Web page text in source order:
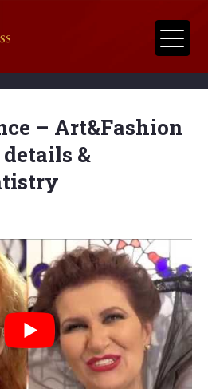
– Art&Fashion
&